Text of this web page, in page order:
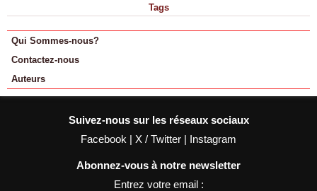
Tags
Qui Sommes-nous?
Contactez-nous
Auteurs
Suivez-nous sur les réseaux sociaux
Facebook | X / Twitter | Instagram
Abonnez-vous à notre newsletter
Entrez votre email :